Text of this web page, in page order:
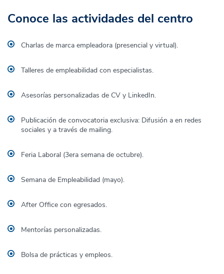
Conoce las actividades del centro
Charlas de marca empleadora (presencial y virtual).
Talleres de empleabilidad con especialistas.
Asesorías personalizadas de CV y LinkedIn.
Publicación de convocatoria exclusiva: Difusión a en redes
sociales y a través de mailing.
Feria Laboral (3era semana de octubre).
Semana de Empleabilidad (mayo).
After Office con egresados.
Mentorías personalizadas.
Bolsa de prácticas y empleos.